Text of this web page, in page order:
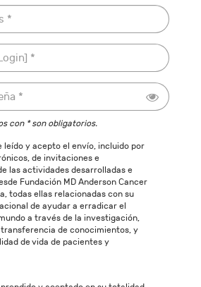
con * son obligatorios.
leído y acepto el envío, incluido por
de invitaciones e
las actividades desarrolladas e
Fundación MD Anderson Cancer
todas ellas relacionadas con su
de ayudar a erradicar el
a través de la investigación,
de conocimientos, y
de vida de pacientes y